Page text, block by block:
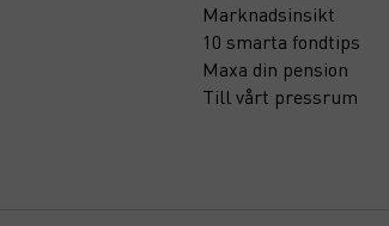
Marknadsinsikt
10 smarta fondtips
Maxa din pension
Till vårt pressrum